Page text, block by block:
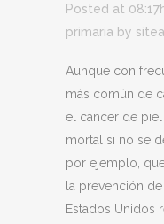
Posted at
primaria by
Aunque con
más común de
el cáncer de
mortal si no se
por ejemplo,
la prevención
Estados Unidos